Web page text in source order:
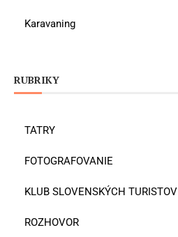
Karavaning
RUBRIKY
TATRY
FOTOGRAFOVANIE
KLUB SLOVENSKÝCH TURISTOV
ROZHOVOR